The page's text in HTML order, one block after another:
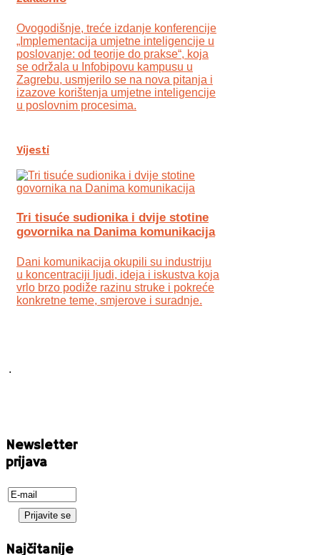
Ovogodišnje, treće izdanje konferencije
„Implementacija umjetne inteligencije u
poslovanje: od teorije do prakse“, koja
se održala u Infobipovu kampusu u
Zagrebu, usmjerilo se na nova pitanja i
izazove korištenja umjetne inteligencije
u poslovnim procesima.
Vijesti
Tri tisuće sudionika i dvije stotine
govornika na Danima komunikacija
Dani komunikacija okupili su industriju
u koncentraciji ljudi, ideja i iskustva koja
vrlo brzo podiže razinu struke i pokreće
konkretne teme, smjerove i suradnje.
.
Newsletter
prijava
Najčitanije